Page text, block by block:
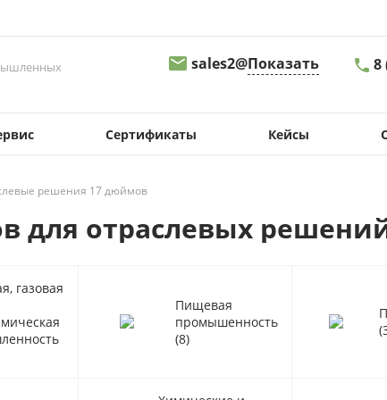
sales2@Показать 8
8
Сертификаты Кейсы
решения 17 дюймов
для отраслевых
газовая
Пищевая
промышенность
(8)